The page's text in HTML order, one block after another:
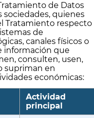
de Datos
sociedades, quienes
Tratamiento respecto
de
canales físicos o
información que
consulten, usen,
supriman en
económicas:
Actividad
principal